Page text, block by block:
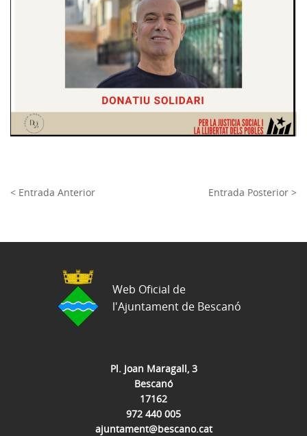
< Entrada Anterior Entrada Posterior >
Pl. Joan Maragall, 3
Bescanó
17162
972 440 005
ajuntament@bescano.cat
Web Oficial de
l'Ajuntament de Bescanó